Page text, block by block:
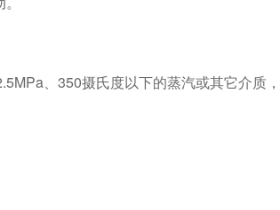
、350摄氏度以下的蒸汽或其它介质